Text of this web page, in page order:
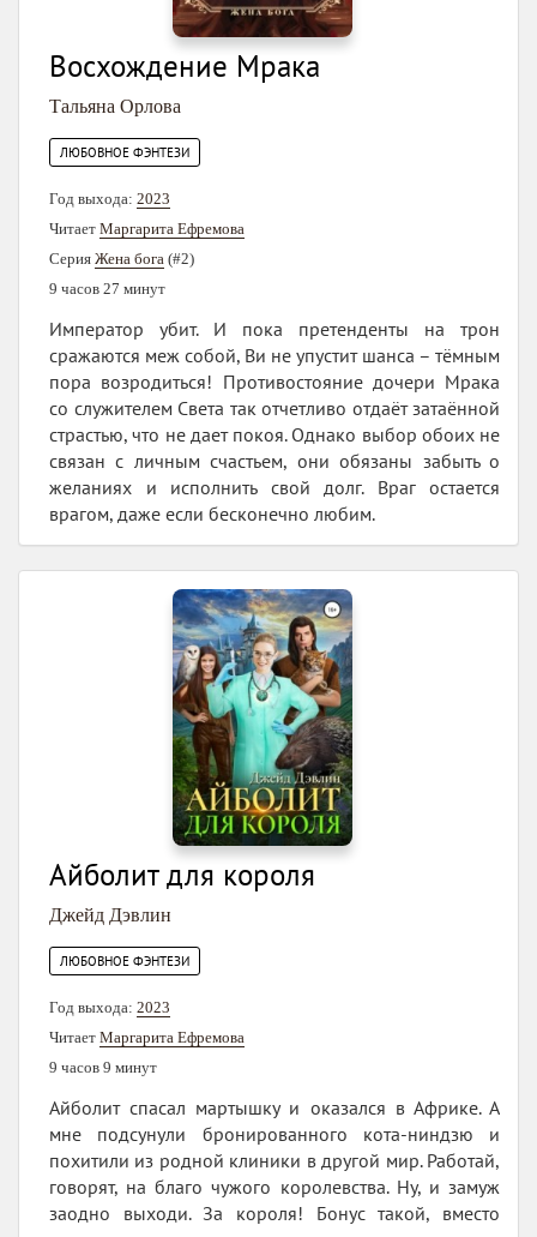
Восхождение Мрака
Тальяна Орлова
ЛЮБОВНОЕ ФЭНТЕЗИ
Год выхода: 2023
Читает Маргарита Ефремова
Серия Жена бога (#2)
9 часов 27 минут
Император убит. И пока претенденты на трон
сражаются меж собой, Ви не упустит шанса – тёмным
пора возродиться! Противостояние дочери Мрака
со служителем Света так отчетливо отдаёт затаённой
страстью, что не дает покоя. Однако выбор обоих не
связан с личным счастьем, они обязаны забыть о
желаниях и исполнить свой долг. Враг остается
врагом, даже если бесконечно любим.
Айболит для короля
Джейд Дэвлин
ЛЮБОВНОЕ ФЭНТЕЗИ
Год выхода: 2023
Читает Маргарита Ефремова
9 часов 9 минут
Айболит спасал мартышку и оказался в Африке. А
мне подсунули бронированного кота-ниндзю и
похитили из родной клиники в другой мир. Работай,
говорят, на благо чужого королевства. Ну, и замуж
заодно выходи. За короля! Бонус такой, вместо